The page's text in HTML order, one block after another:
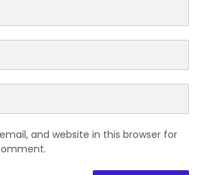
and website in this browser for